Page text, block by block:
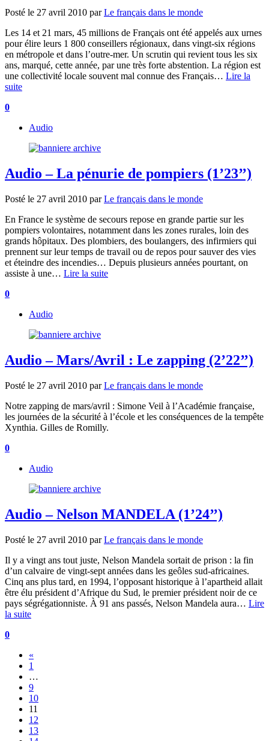
Posté le 27 avril 2010 par Le français dans le monde
Les 14 et 21 mars, 45 millions de Français ont été appelés aux urnes
pour élire leurs 1 800 conseillers régionaux, dans vingt-six régions
en métropole et dans l’outre-mer. Un scrutin qui revient tous les six
ans, marqué, cette année, par une très forte abstention. La région est
une collectivité locale souvent mal connue des Français… Lire la
suite
0
Audio
Audio – La pénurie de pompiers (1’23’’)
Posté le 27 avril 2010 par Le français dans le monde
En France le système de secours repose en grande partie sur les
pompiers volontaires, notamment dans les zones rurales, loin des
grands hôpitaux. Des plombiers, des boulangers, des infirmiers qui
prennent sur leur temps de travail ou de repos pour sauver des vies
et éteindre des incendies… Depuis plusieurs années pourtant, on
assiste à une… Lire la suite
0
Audio
Audio – Mars/Avril : Le zapping (2’22’’)
Posté le 27 avril 2010 par Le français dans le monde
Notre zapping de mars/avril : Simone Veil à l’Académie française,
les journées de la sécurité à l’école et les conséquences de la tempête
Xynthia. Gilles de Romilly.
0
Audio
Audio – Nelson MANDELA (1’24’’)
Posté le 27 avril 2010 par Le français dans le monde
Il y a vingt ans tout juste, Nelson Mandela sortait de prison : la fin
d’un calvaire de vingt-sept années dans les geôles sud-africaines.
Cinq ans plus tard, en 1994, l’opposant historique à l’apartheid allait
être élu président d’Afrique du Sud, le premier président noir de ce
pays ségrégationniste. À 91 ans passés, Nelson Mandela aura… Lire
la suite
0
«
1
…
9
10
11
12
13